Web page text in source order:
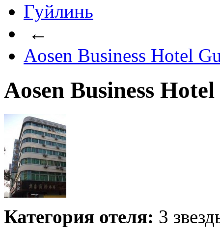
Гуйлинь
←
Aosen Business Hotel
Aosen Business
Категория отеля: 3